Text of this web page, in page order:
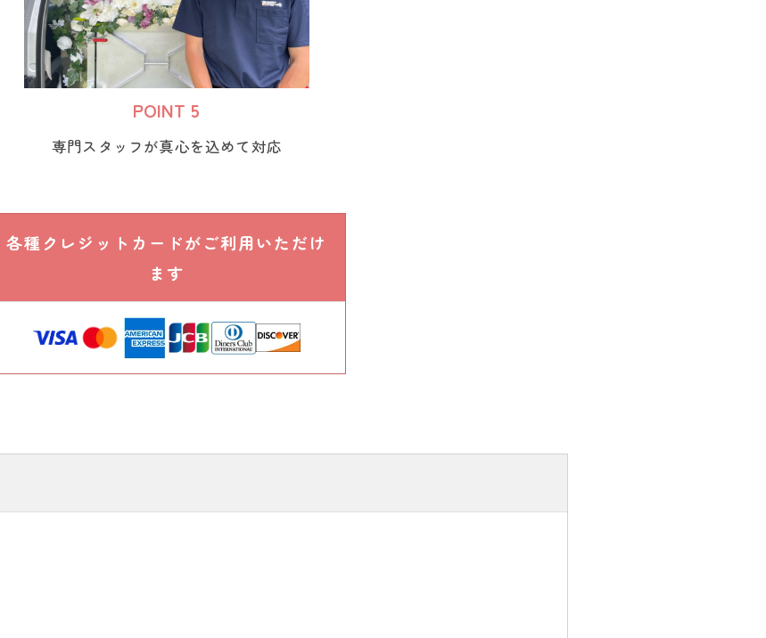
POINT 5
専門スタッフが真心を込めて対応
各種クレジットカードがご利用いただけ
ます